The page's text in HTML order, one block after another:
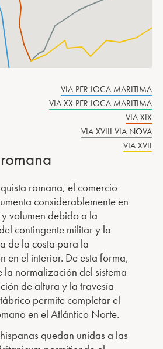
VIA PER LOCA MARITIMA
VIA XX PER LOCA MARITIMA
VIA XIX
VIA XVIII VIA NOVA
VIA XVII
romana, el comercio
considerablemente en
volumen debido a la
contingente militar y la
de la costa para la
en el interior. De esta forma,
la normalización del sistema
de altura y la travesía
permite completar el
en el Atlántico Norte.
quedan unidas a las